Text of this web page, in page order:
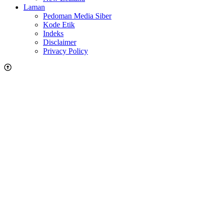
Laman
Pedoman Media Siber
Kode Etik
Indeks
Disclaimer
Privacy Policy